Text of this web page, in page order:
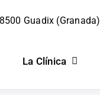
Guadix (Granada)
La Clínica